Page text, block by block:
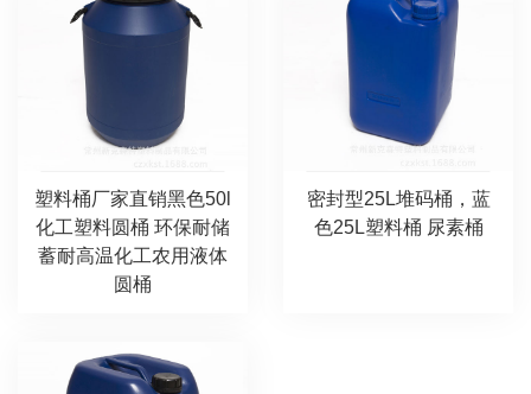
塑料桶厂家直销黑色50l
化工塑料圆桶 环保耐储
蓄耐高温化工农用液体
圆桶
密封型25L堆码桶，蓝
色25L塑料桶 尿素桶